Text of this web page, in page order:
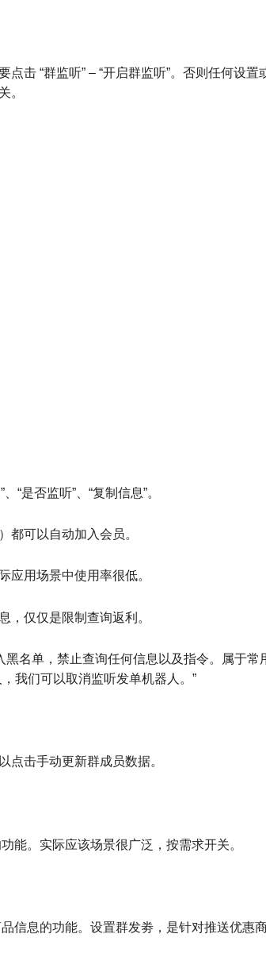
击 “群监听” – “开启群监听”。否则任何设置
。
应用场景中使用率很低。
，仅仅是限制查询返利。
黑名单，禁止查询任何信息以及指令。属于常
点击手动更新群成员数据。
能。实际应该场景很广泛，按需求开关。
信息的功能。设置群发劵，是针对推送优惠
景比较广泛，按实际需求开关。